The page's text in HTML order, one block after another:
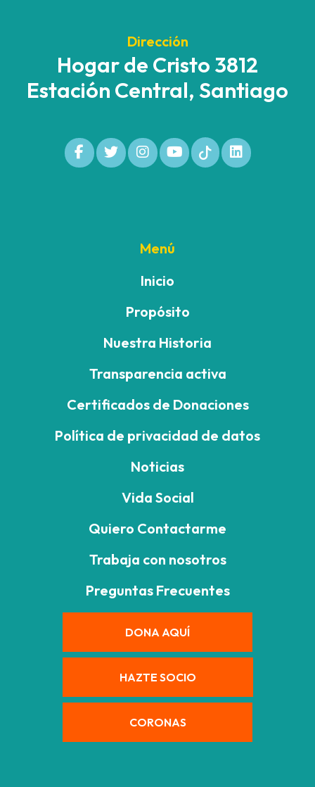
Dirección
Hogar de Cristo 3812
Estación Central, Santiago
Menú
Inicio
Propósito
Nuestra Historia
Transparencia activa
Certificados de Donaciones
Política de privacidad de datos
Noticias
Vida Social
Quiero Contactarme
Trabaja con nosotros
Preguntas Frecuentes
DONA AQUÍ
HAZTE SOCIO
CORONAS